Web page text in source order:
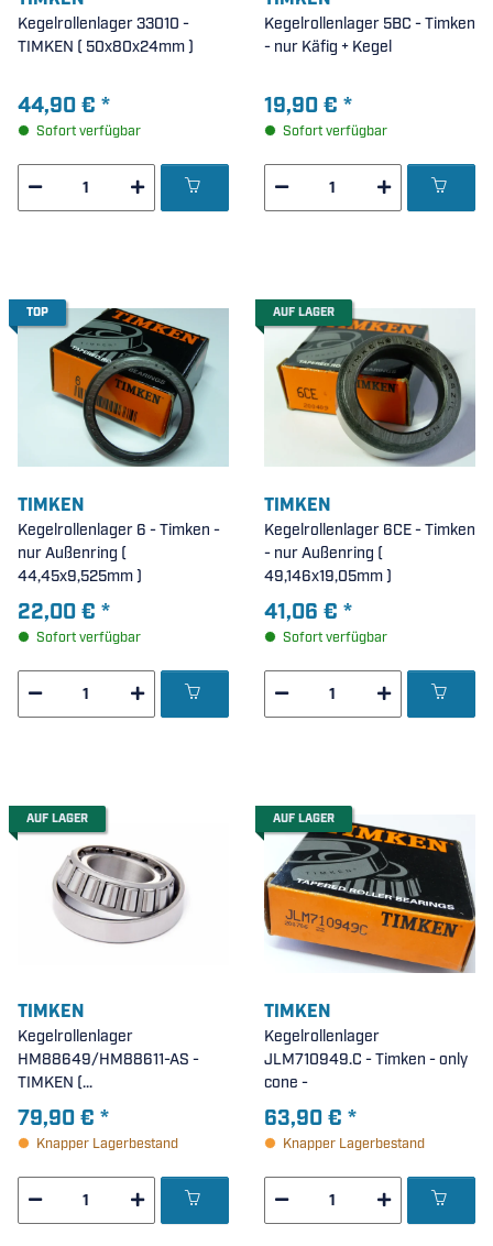
Kegelrollenlager 33010 -
TIMKEN ( 50x80x24mm )
44,90 € *
Sofort verfügbar
Kegelrollenlager 5BC - Timken
- nur Käfig + Kegel
19,90 € *
Sofort verfügbar
TOP
TIMKEN
Kegelrollenlager 6 - Timken -
nur Außenring (
44,45x9,525mm )
22,00 € *
Sofort verfügbar
AUF LAGER
TIMKEN
Kegelrollenlager 6CE - Timken
- nur Außenring (
49,146x19,05mm )
41,06 € *
Sofort verfügbar
AUF LAGER
TIMKEN
Kegelrollenlager
HM88649/HM88611-AS -
TIMKEN (
34,925x72,626x25,40mm )
79,90 € *
Knapper Lagerbestand
AUF LAGER
TIMKEN
Kegelrollenlager
JLM710949.C - Timken - only
cone -
63,90 € *
Knapper Lagerbestand